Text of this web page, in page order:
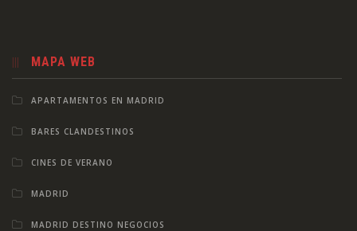
MAPA WEB
APARTAMENTOS EN MADRID
BARES CLANDESTINOS
CINES DE VERANO
MADRID
MADRID DESTINO NEGOCIOS